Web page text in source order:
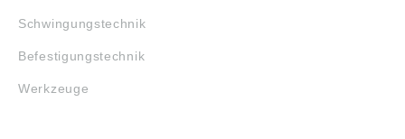
Schwingungstechnik
Befestigungstechnik
Werkzeuge